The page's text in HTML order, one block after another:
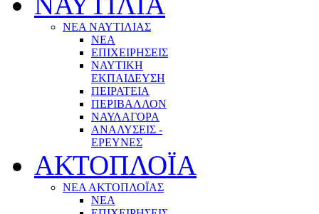
ΝΕΑ ΝΑΥΤΙΛΙΑΣ
ΝΕΑ
ΕΠΙΧΕΙΡΗΣΕΙΣ
ΝΑΥΤΙΚΗ
ΕΚΠΑΙΔΕΥΣΗ
ΠΕΙΡΑΤΕΙΑ
ΠΕΡΙΒΑΛΛΟΝ
ΝΑΥΛΑΓΟΡΑ
ΑΝΑΛΥΣΕΙΣ -
ΕΡΕΥΝΕΣ
ΑΚΤΟΠΛΟΪΑ
ΝΕΑ ΑΚΤΟΠΛΟΪΑΣ
ΝΕΑ